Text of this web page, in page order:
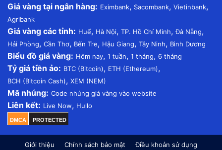
Giá vàng tại ngân hàng: Eximbank, Sacombank, Vietinbank,
Agribank
Giá vàng các tỉnh: Huế, Hà Nội, TP. Hồ Chí Minh,Đà Nẵng,
Hải Phòng, Cần Thơ, Bến Tre, Hậu Giang, Tây Ninh, Bình Dương
Biểu đồ giá vàng: Hôm nay, 1 tuần, 1 tháng, 6 tháng
Tỷ giá tiền ảo: BTC (Bitcoin), ETH (Ethereum),
BCH (Bitcoin Cash), XEM (NEM)
Mã nhúng: Code nhúng giá vàng vào website
Liên kết: Live Now, Hullo
DMCA PROTECTED
Giới thiệu Chính sách bảo mật Điều khoản sử dụng